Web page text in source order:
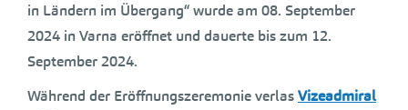
in Ländern im Übergang“ wurde am 08. September
2024 in Varna eröffnet und dauerte bis zum 12.
September 2024.
Während der Eröffnungszeremonie verlasVizeadmiral